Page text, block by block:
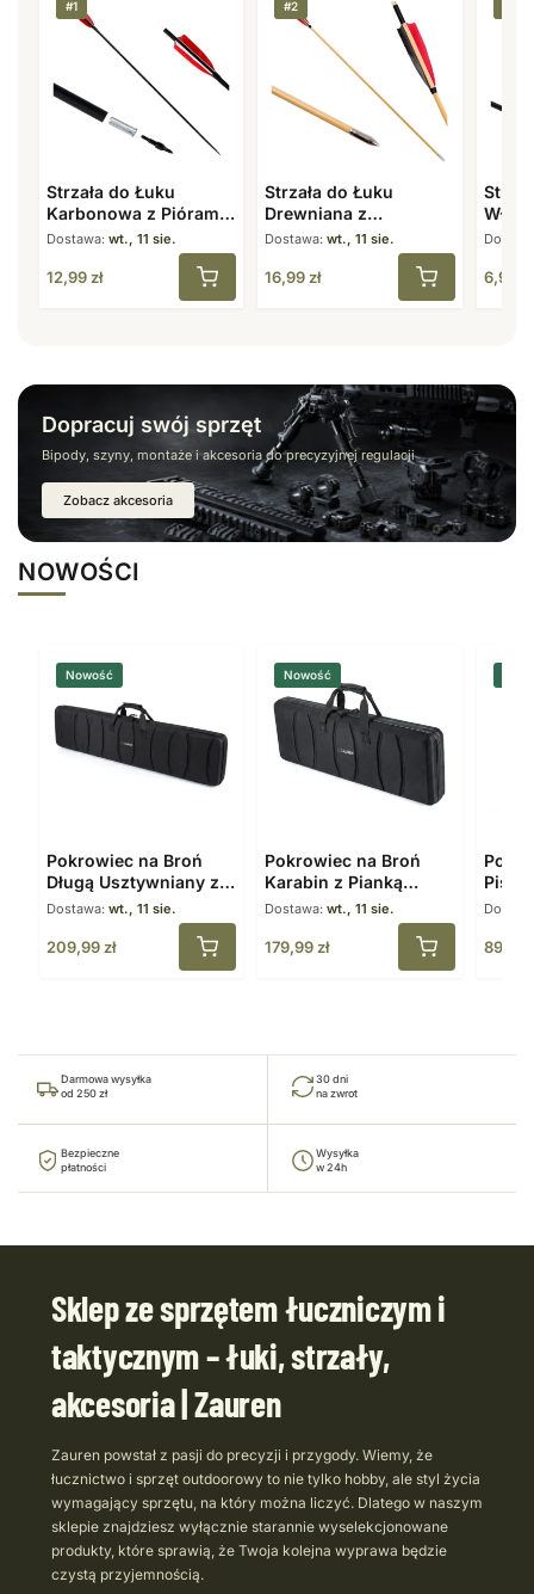
#1
Strzała do Łuku
Karbonowa z Piórami
7,8 mm 31,5″ Spine
Dostawa: wt., 11 sie.
12,99zł
#2
Strzała do Łuku
Drewniana z
Naturalnymi Piórami 8
Dostawa:wt., 11 sie.
16,99zł
31,5″
6,99
Dopracuj swój sprzęt
Bipody, szyny, montaże i akcesoria do precyzyjnej regulacji
Zobacz akcesoria
NOWOŚCI
Nowość
Pokrowiec na Broń
Długą Usztywniany z
Pianką Ochronną 120
Dostawa: wt., 11 sie.
209,99 zł
Nowość
Pokrowiec na Broń
Karabin z Pianką
Ochronną 87 cm
Dostawa:wt., 11 sie.
179,99 zł
30 cm
89,99
Darmowa wysyłka
od 250 zł
30 dni
na zwrot
Bezpieczne
płatności
Wysyłka
w 24h
Sklep ze sprzętem łuczniczym i
taktycznym – łuki, strzały,
akcesoria | Zauren
Zauren powstał z pasji do precyzji i przygody. Wiemy, że
łucznictwo i sprzęt outdoorowy to nie tylko hobby, ale styl życia
wymagający sprzętu, na który można liczyć. Dlatego w naszym
sklepie znajdziesz wyłącznie starannie wyselekcjonowane
produkty, które sprawią, że Twoja kolejna wyprawa będzie
czystą przyjemnością.